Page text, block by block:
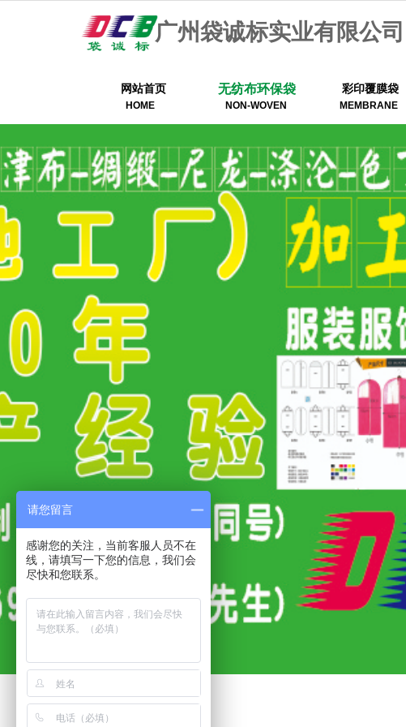
广州袋诚标实业有限公司
网站首页 无纺布环保袋 彩印覆膜袋
NON-WOVEN
HOME MEMBRANE
请您留言
感谢您的关注，当前客服人员不在
线，请填写一下您的信息，我们会
尽快和您联系。